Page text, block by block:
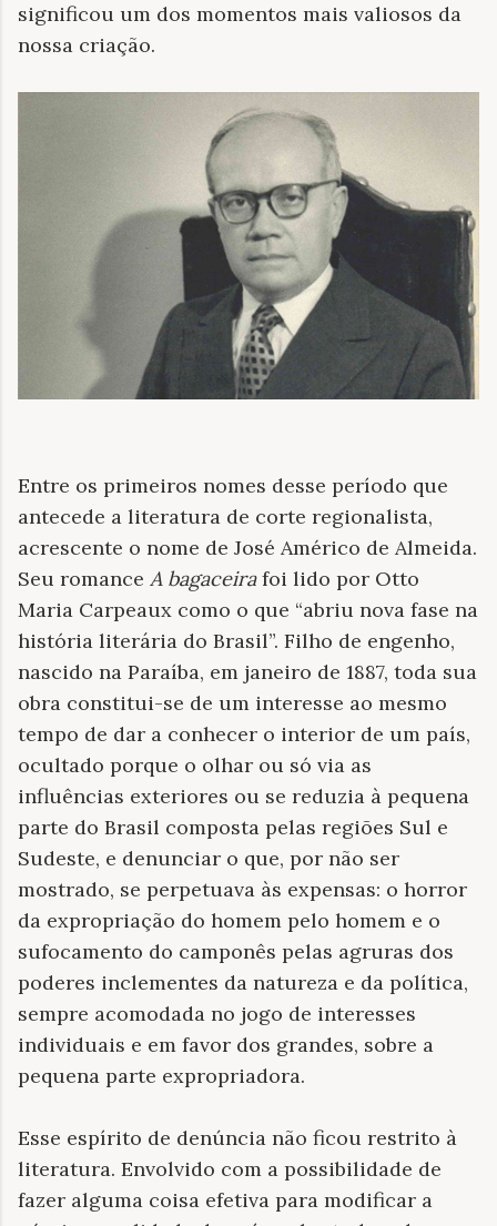
significou um dos momentos mais valiosos da
nossa criação.
Entre os primeiros nomes desse período que
antecede a literatura de corte regionalista,
acrescente o nome de José Américo de Almeida.
Seu romance A bagaceirafoi lido por Otto
Maria Carpeaux como o que “abriu nova fase na
história literária do Brasil”. Filho de engenho,
nascido na Paraíba, em janeiro de 1887, toda sua
obra constitui-se de um interesse ao mesmo
tempo de dar a conhecer o interior de um país,
ocultado porque o olhar ou só via as
influências exteriores ou se reduzia à pequena
parte do Brasil composta pelas regiões Sul e
Sudeste, e denunciar o que, por não ser
mostrado, se perpetuava às expensas: o horror
da expropriação do homem pelo homem e o
sufocamento do camponês pelas agruras dos
poderes inclementes da natureza e da política,
sempre acomodada no jogo de interesses
individuais e em favor dos grandes, sobre a
pequena parte expropriadora.
Esse espírito de denúncia não ficou restrito à
literatura. Envolvido com a possibilidade de
fazer alguma coisa efetiva para modificar a